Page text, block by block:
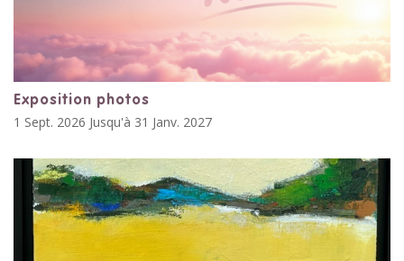
Exposition photos
1 Sept. 2026 Jusqu'à 31 Janv. 2027